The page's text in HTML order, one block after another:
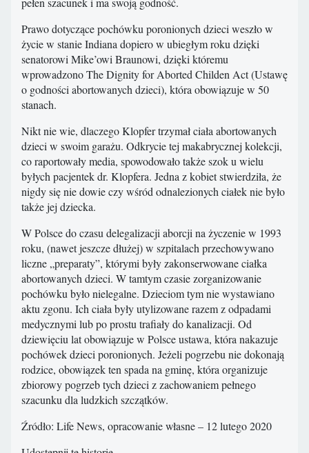
Prawo dotyczące pochówku poronionych dzieci weszło w
życie w stanie Indiana dopiero w ubiegłym roku dzięki
senatorowi Mike’owi Braunowi, dzięki któremu
wprowadzono The Dignity for Aborted Childen Act (Ustawę
o godności abortowanych dzieci), która obowiązuje w 50
stanach.
Nikt nie wie, dlaczego Klopfer trzymał ciała abortowanych
dzieci w swoim garażu. Odkrycie tej makabrycznej kolekcji,
co raportowały media, spowodowało także szok u wielu
byłych pacjentek dr. Klopfera. Jedna z kobiet stwierdziła, że
nigdy się nie dowie czy wśród odnalezionych ciałek nie było
także jej dziecka.
W Polsce do czasu delegalizacji aborcji na życzenie w 1993
roku, (nawet jeszcze dłużej) w szpitalach przechowywano
liczne „preparaty”, którymi były zakonserwowane ciałka
abortowanych dzieci. W tamtym czasie zorganizowanie
pochówku było nielegalne. Dzieciom tym nie wystawiano
aktu zgonu. Ich ciała były utylizowane razem z odpadami
medycznymi lub po prostu trafiały do kanalizacji. Od
dziewięciu lat obowiązuje w Polsce ustawa, która nakazuje
pochówek dzieci poronionych. Jeżeli pogrzebu nie dokonają
rodzice, obowiązek ten spada na gminę, która organizuje
zbiorowy pogrzeb tych dzieci z zachowaniem pełnego
szacunku dla ludzkich szczątków.
Źródło: Life News, opracowanie własne – 12 lutego 2020